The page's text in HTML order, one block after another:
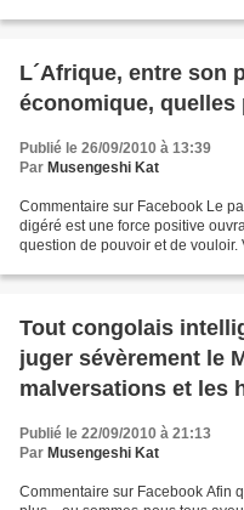
L´Afrique, entre son
économique, quelles
Publié le 26/09/2010 à 13:39
Par Musengeshi Kat
Commentaire sur Facebook Le
digéré est une force positive
question de pouvoir et de vouloir.
Tout congolais
juger sévèrement le
malversations et les
Publié le 22/09/2010 à 21:13
Par Musengeshi Kat
Commentaire sur Facebook Afin